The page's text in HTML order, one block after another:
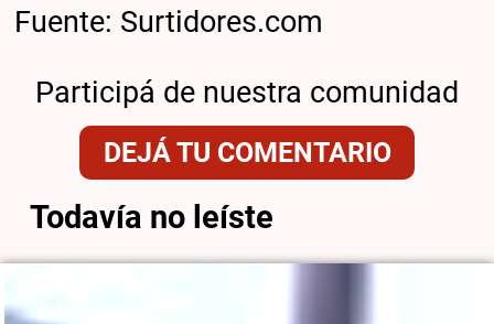
Fuente: Surtidores.com
Participá de nuestra comunidad
DEJÁ TU COMENTARIO
Todavía no leíste